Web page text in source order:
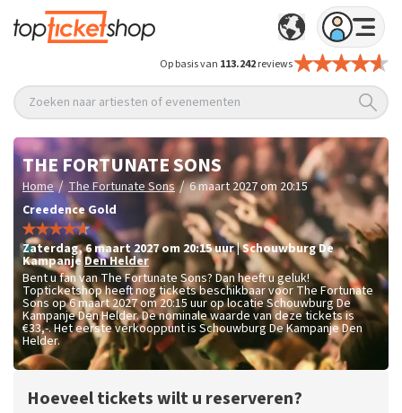
Op basis van 113.242reviews
Zoeken naar artiesten of evenementen
THE FORTUNATE SONS
Home / The Fortunate Sons / 6 maart 2027 om 20:15
Creedence Gold
zaterdag,6 maart 2027 om 20:15uur|Schouwburg De
Kampanje Den Helder
Bent u fan van The Fortunate Sons? Dan heeft u geluk!
Topticketshop heeft nog tickets beschikbaar voor The Fortunate
Sons op 6 maart 2027 om 20:15 uur op locatie Schouwburg De
Kampanje Den Helder. De nominale waarde van deze tickets is
€33,-. Het eerste verkooppunt is Schouwburg De Kampanje Den
Helder.
Hoeveel tickets wilt u reserveren?